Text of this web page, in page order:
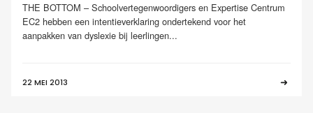
THE BOTTOM – Schoolvertegenwoordigers en Expertise Centrum
EC2 hebben een intentieverklaring ondertekend voor het
aanpakken van dyslexie bij leerlingen...
22 MEI 2013